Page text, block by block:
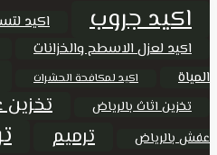
اكيد جروب اكيد
اكيد لعزل الاسطح والخزانات
المياة
اكيد لمكافحة الحشرات
تخزين اثاث بالرياض
عفش بالرياض
ترميم